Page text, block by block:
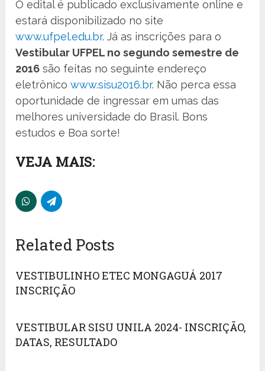
O edital é publicado exclusivamente online e
estará disponibilizado no site
www.ufpel.edu.br. Já as inscrições para o
Vestibular UFPEL no segundo semestre de
2016 são feitas no seguinte endereço
eletrônicowww.sisu2016.br. Não perca essa
oportunidade de ingressar em umas das
melhores universidade do Brasil. Bons
estudos e Boa sorte!
VEJA MAIS:
Related Posts
VESTIBULINHO ETEC MONGAGUÁ 2017
INSCRIÇÃO
VESTIBULAR SISU UNILA 2024- INSCRIÇÃO,
DATAS, RESULTADO